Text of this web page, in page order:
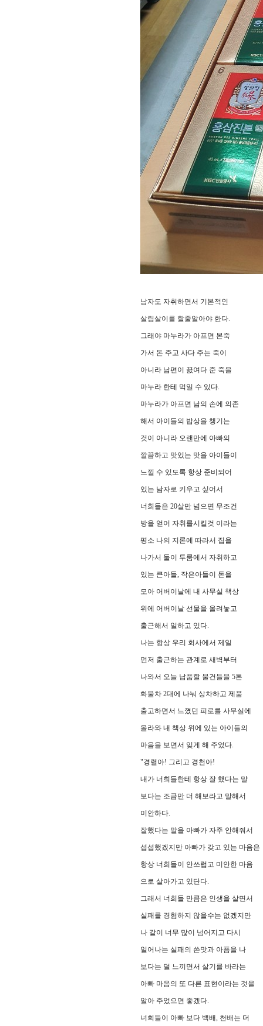
남자도 자취하면서 기본적인
살림살이를 할줄알아야 한다.
그래야 마누라가 아프면 본죽
가서 돈 주고 사다 주는 죽이
아니라 남편이 끐여다 준 죽을
마누라 한테 먹일 수 있다.
마누라가 아프면 남의 손에 의존
해서 아이들의 밥상을 챙기는
것이 아니라 오랜만에 아빠의
깔끔하고 맛있는 맛을 아이들이
느낄 수 있도록 항상 준비되어
있는 남자로 키우고 싶어서
너희들은 20살만 넘으면 무조건
방을 얻어 자취를시킬것 이라는
평소 나의 지론에 따라서 집을
나가서 둘이 투룸에서 자취하고
있는 큰아들, 작은아들이 돈을
모아 어버이날에 내 사무실 책상
위에 어버이날 선물을 올려놓고
출근해서 일하고 있다.
나는 항상 우리 회사에서 제일
먼저 출근하는 관계로 새벽부터
나와서 오늘 납품할 물건들을 5톤
화물차 2대에 나눠 상차하고 제품
출고하면서 느꼈던 피로를 사무실에
올라와 내 책상 위에 있는 아이들의
마음을 보면서 잊게 해 주었다.
"경렬아! 그리고 경천아!
내가 너희들한테 항상 잘 했다는 말
보다는 조금만 더 해보라고 말해서
미안하다.
잘했다는 말을 아빠가 자주 안해줘서
섭섭했겠지만 아빠가 갖고 있는 마음은
항상 너희들이 안쓰럽고 미안한 마음
으로 살아가고 있단다.
그래서 너희들 만큼은 인생을 살면서
실패를 경험하지 않을수는 없겠지만
나 같이 너무 많이 넘어지고 다시
일어나는 실패의 쓴맛과 아픔을 나
보다는 덜 느끼면서 살기를 바라는
아빠 마음의 또 다른 표현이라는 것을
알아 주었으면 좋겠다.
너희들이 아빠 보다 백배, 천배는 더